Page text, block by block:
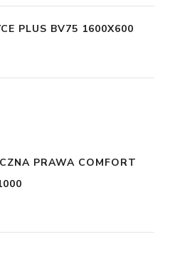
PLUS BV75 1600X600
PRAWA COMFORT